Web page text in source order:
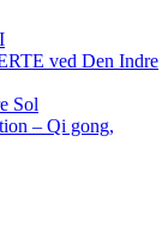
ved Den Indre
Sol
– Qi gong,